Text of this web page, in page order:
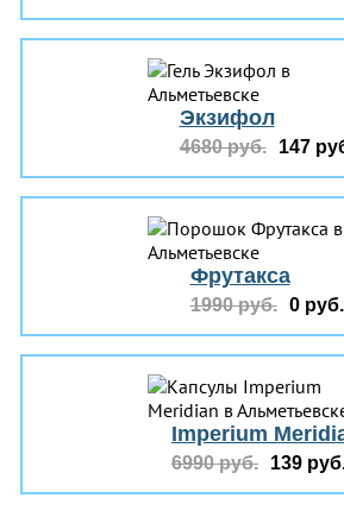
Экзифол
4680 руб. 147
Фрутакса
1990 руб. 0 руб.
Imperium
6990 руб. 139